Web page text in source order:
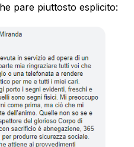
pare piuttosto esplicito: